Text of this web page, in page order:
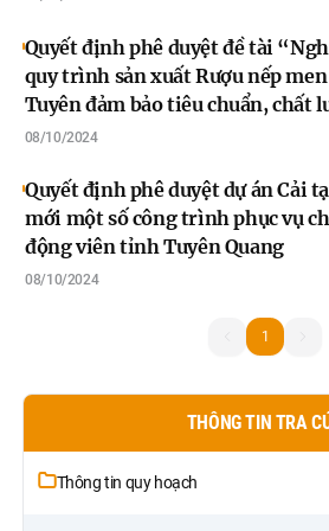
Quyết định phê duyệt đề tài
quy trình sản xuất Rượu nếp
Tuyên đảm bảo tiêu chuẩn, chất
sinh thực phẩm”
08/10/2024
Quyết định phê duyệt dự án Cải
mới một số công trình phục vụ
động viên tỉnh Tuyên Quang
08/10/2024
11
THÔNG TIN TRA
Thông tin quy hoạch